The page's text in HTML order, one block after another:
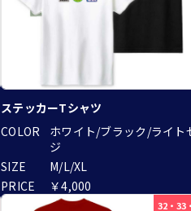
ステッカーTシャツ
COLOR
ホワイト/ブラック/ライト
ジ
SIZE
M/L/XL
PRICE
￥4,000
32・33